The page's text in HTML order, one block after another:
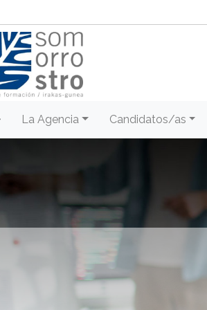
La Agencia Candidatos/as